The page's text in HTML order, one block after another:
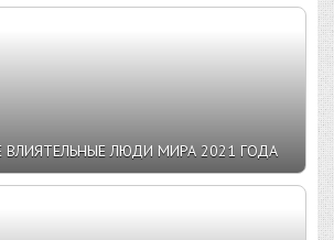
ВЛИЯТЕЛЬНЫЕ ЛЮДИ МИРА 2021 ГОДА